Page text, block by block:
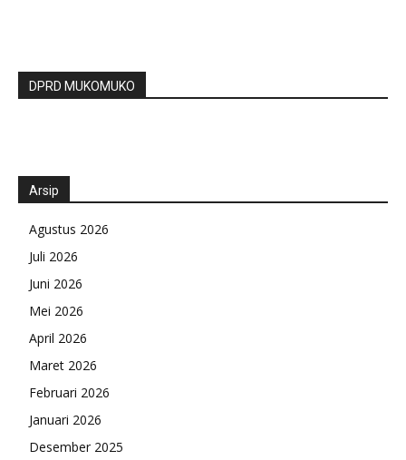
DPRD MUKOMUKO
Arsip
Agustus 2026
Juli 2026
Juni 2026
Mei 2026
April 2026
Maret 2026
Februari 2026
Januari 2026
Desember 2025